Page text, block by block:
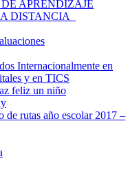
APRENDIZAJE
DISTANCIA
Internacionalmente en
y en TICS
feliz un niño
de rutas año escolar 2017 –